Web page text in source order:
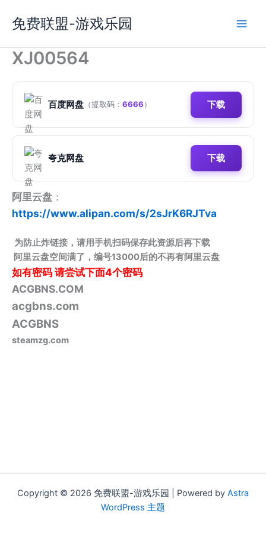
容
免费联盟-游戏乐园
XJ00564
百度网盘 （提取码： 6666） 下载
夸克网盘 下载
阿里云盘 ：
https://www.alipan.com/s/2sJrK6RJTva
为防止炸链接，请用手机扫码保存此资源后再下载
阿里云盘空间满了，编号13000后的不再有阿里云盘
如有密码请尝试下面4个密码
ACGBNS.COM
acgbns.com
ACGBNS
steamzg.com
Copyright © 2026 免费联盟-游戏乐园 | Powered by Astra
WordPress 主题